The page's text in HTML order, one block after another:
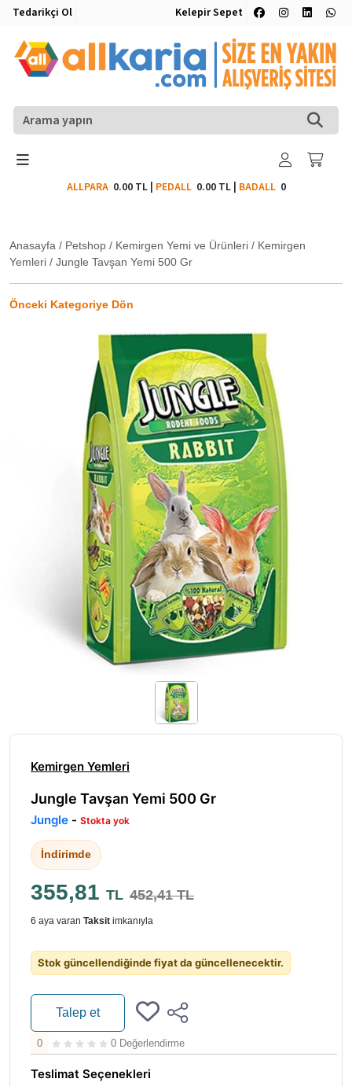
Tedarikçi Ol Kelepir Sepet
ALLPARA 0.00 TL| PEDALL 0.00 TL| BADALL0
Anasayfa / Petshop / Kemirgen Yemi ve Ürünleri / Kemirgen
Yemleri / Jungle Tavşan Yemi 500 Gr
Önceki Kategoriye Dön
Kemirgen Yemleri
Jungle Tavşan Yemi 500 Gr
Jungle - Stokta yok
İndirimde
355,81 TL 452,41 TL
6 aya varan Taksit imkanıyla
Stok güncellendiğinde fiyat da güncellenecektir.
Talep et
0 0 Değerlendirme
Teslimat Seçenekleri